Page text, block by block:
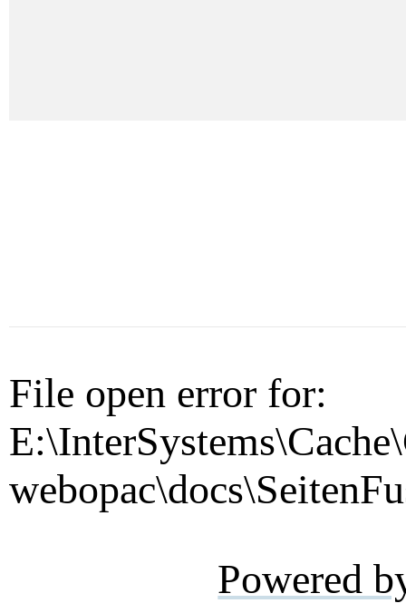
File open error for:
Powered